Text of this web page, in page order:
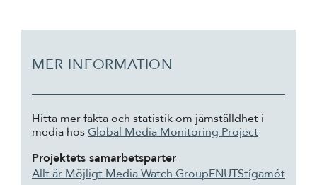
MER INFORMATION
Hitta mer fakta och statistik om jämställdhet i
media hosGlobal Media Monitoring Project
Projektets samarbetsparter
Allt är Möjligt Media Watch GroupENUTStígamót